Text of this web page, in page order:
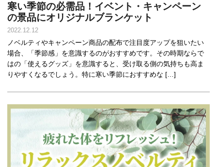
寒い季節の必需品！イベント・キャンペーン
の景品にオリジナルブランケット
2022.12.12
ノベルティやキャンペーン商品の配布で注目度アップを狙いたい
場合、「季節感」を意識するのがおすすめです。その時期ならで
はの「使えるグッズ」を意識すると、受け取る側の気持ちも高ま
りやすくなるでしょう。特に寒い季節におすすめな […]